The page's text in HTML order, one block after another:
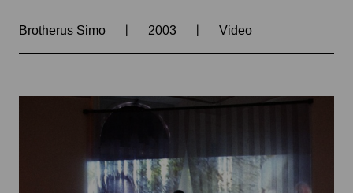
Brotherus Simo | 2003 | Video